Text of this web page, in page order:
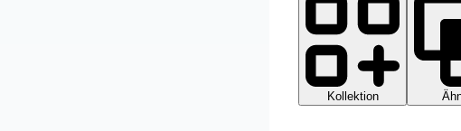
Kollektion